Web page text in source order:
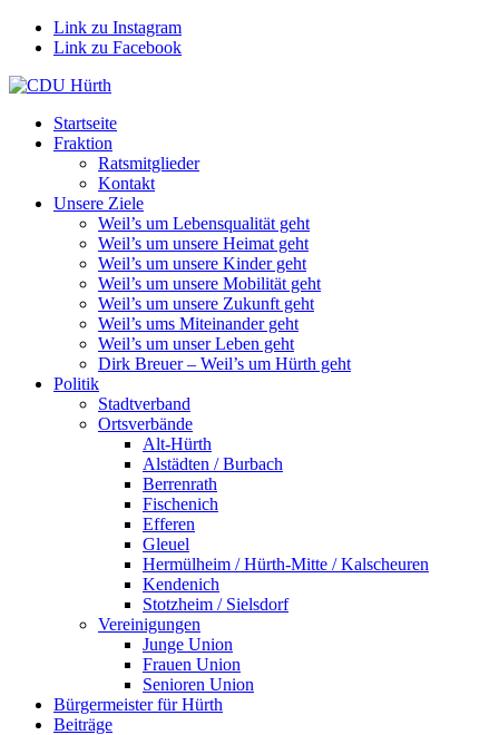
Link zu Instagram
Link zu Facebook
Startseite
Fraktion
Ratsmitglieder
Kontakt
Unsere Ziele
Weil’s um Lebensqualität geht
Weil’s um unsere Heimat geht
Weil’s um unsere Kinder geht
Weil’s um unsere Mobilität geht
Weil’s um unsere Zukunft geht
Weil’s ums Miteinander geht
Weil’s um unser Leben geht
Dirk Breuer – Weil’s um Hürth geht
Politik
Stadtverband
Ortsverbände
Alt-Hürth
Alstädten / Burbach
Berrenrath
Fischenich
Efferen
Gleuel
Hermülheim / Hürth-Mitte / Kalscheuren
Kendenich
Stotzheim / Sielsdorf
Vereinigungen
Junge Union
Frauen Union
Senioren Union
Bürgermeister für Hürth
Beiträge